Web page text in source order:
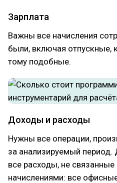
Зарплата
Важны все начисления
были, включая отпускные,
тому подобные.
Доходы и расходы
Нужны все операции,
за анализируемый
все расходы, не
начислениями: все